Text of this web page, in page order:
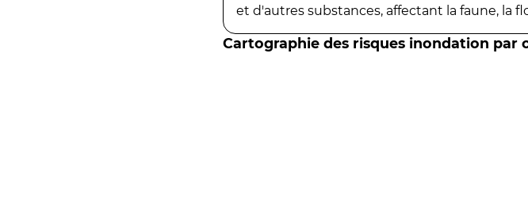
et d'autres substances, affectant la faune, la
Cartographie des risques inondation par